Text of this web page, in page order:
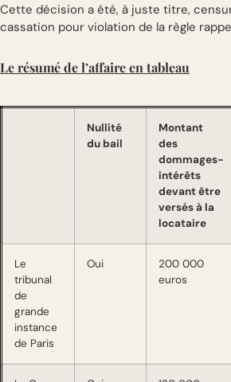
Cette décision a été, à juste titre,
cassation pour violation de la règle
Le résumé de l’affaire en tableau
Nullité
du bail
Montant
des
dommages-
intérêts
devant être
versés à la
locataire
Le
tribunal
de
grande
instance
de Paris
Oui
200 000
euros